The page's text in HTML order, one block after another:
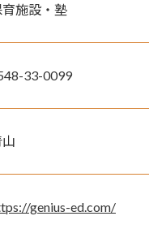
施設・塾
33-0099
genius-ed.com/